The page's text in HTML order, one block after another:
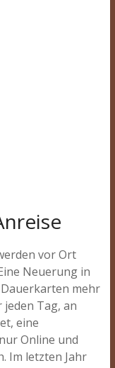
vor Ort
Neuerung in
Dauerkarten mehr
Tag, an
eine
Online und
Im letzten Jahr